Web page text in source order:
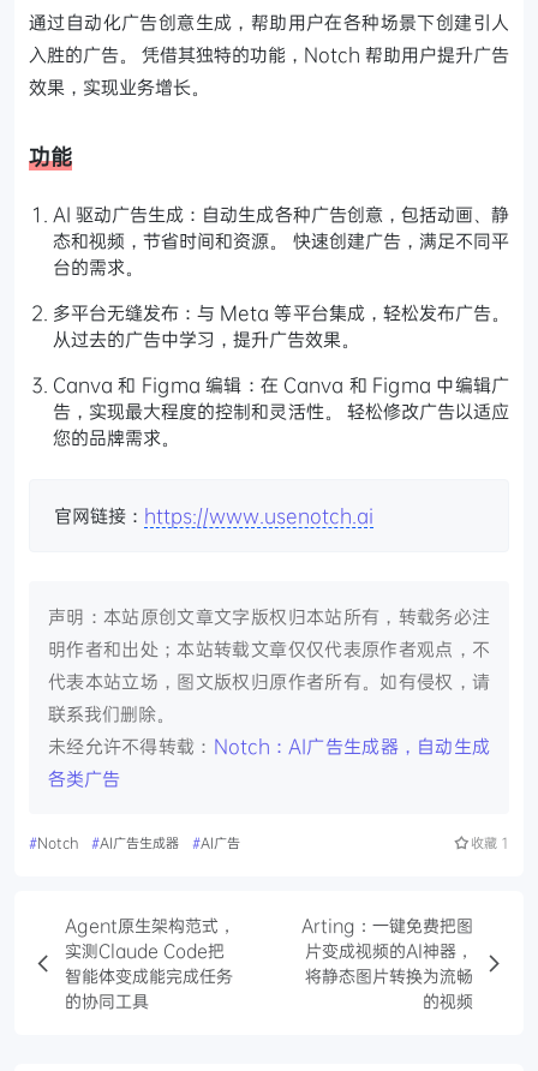
通过自动化广告创意生成，帮助用户在各种场景下创建引人
入胜的广告。 凭借其独特的功能，Notch 帮助用户提升广告
效果，实现业务增长。
功能
AI 驱动广告生成：自动生成各种广告创意，包括动画、静
态和视频，节省时间和资源。 快速创建广告，满足不同平
台的需求。
多平台无缝发布：与 Meta 等平台集成，轻松发布广告。
从过去的广告中学习，提升广告效果。
Canva 和 Figma 编辑：在 Canva 和 Figma 中编辑广
告，实现最大程度的控制和灵活性。 轻松修改广告以适应
您的品牌需求。
官网链接： https://www.usenotch.ai
声明：本站原创文章文字版权归本站所有，转载务必注
明作者和出处；本站转载文章仅仅代表原作者观点，不
代表本站立场，图文版权归原作者所有。如有侵权，请
联系我们删除。
未经允许不得转载： Notch：AI广告生成器，自动生成
各类广告
#Notch #AI广告生成器 #AI广告 收藏 1
Agent原生架构范式，
实测Claude Code把
智能体变成能完成任务
的协同工具
Arting：一键免费把图
片变成视频的AI神器，
将静态图片转换为流畅
的视频